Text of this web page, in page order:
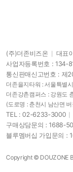
(주)더존비즈온
대표
사업자등록번호 : 134-
통신판매신고번호 : 제
더존을지타워 : 서울특별
더존강촌캠퍼스 : 강원도
(도로명 : 춘천시 남산면
TEL : 02-6233-3000
구매상담문의 : 1688-
블루멤버십 가입문의 :
Copyright © DOUZONE